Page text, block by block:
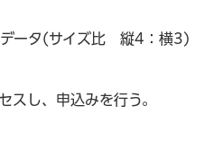
データ(サイズ比 縦4：横3)
スし、申込みを行う。